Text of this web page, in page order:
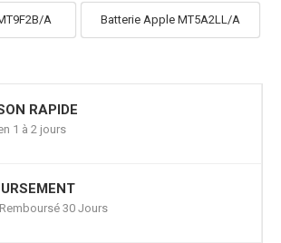
A Batterie Apple MT5A2LL/A
RAPIDE
1 à 2 jours
30 Jours